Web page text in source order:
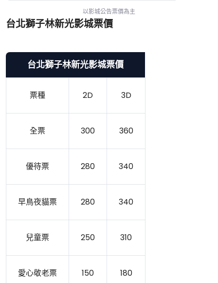
以影城公告票價為主
台北獅子林新光影城票價
台北獅子林新光影城票價
票種 2D 3D
全票 300 360
優待票 280 340
早鳥夜貓票 280 340
兒童票 250 310
愛心敬老票 150 180